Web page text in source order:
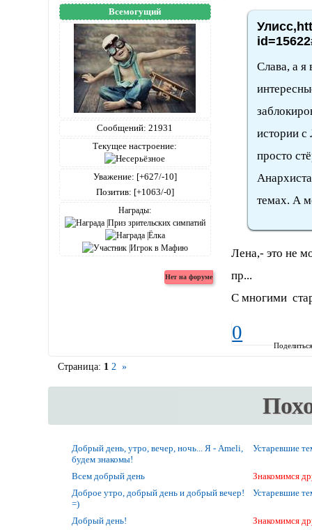
Всемогущий
Сообщений: 21931
Текущее настроение:
Уважение: [+627/-10]
Позитив: [+1063/-0]
Награды:
Слава, а я
истории
просто
темах. А
Лена,- это не
пр...
С многими
0
Страница: 1 2 »
Добрый день, утро, вечер, ночь... Я - Ameli,
будем знакомы!
Устаревшие
Всем добрый день
Знакомимся
Доброе утро, добрый день и добрый вечер!
=)
Устаревшие
Добрый день! Знакомимся